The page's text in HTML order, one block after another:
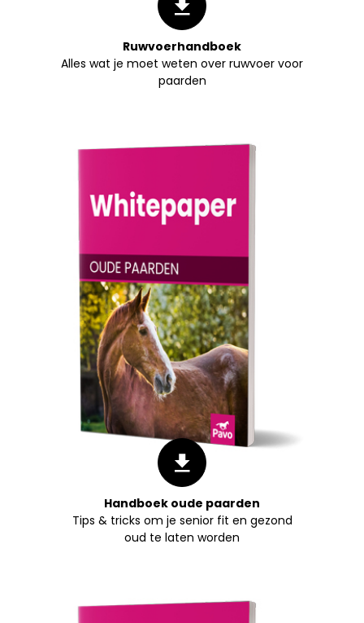
Ruwvoerhandboek
Alles wat je moet weten over ruwvoer voor
paarden
Handboek oude paarden
Tips & tricks om je senior fit en gezond
oud te laten worden